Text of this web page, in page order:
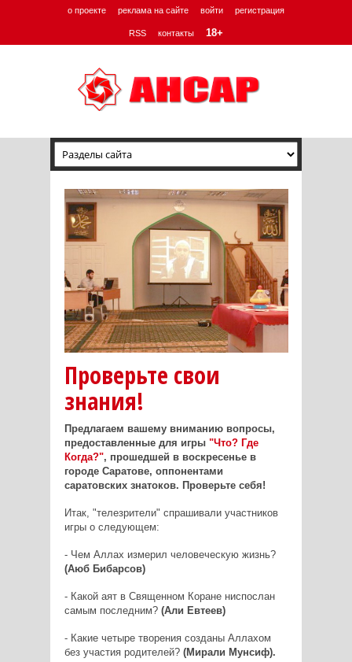
о проекте реклама на сайте войти регистрация
RSS контакты 18+
Проверьте свои
знания!
Предлагаем вашему вниманию вопросы,
предоставленные для игры "Что? Где
Когда?", прошедшей в воскресенье в
городе Саратове, оппонентами
саратовских знатоков. Проверьте себя!
Итак, "телезрители" спрашивали участников
игры о следующем:
- Чем Аллах измерил человеческую жизнь?
(Аюб Бибарсов)
- Какой аят в Священном Коране ниспослан
самым последним? (Али Евтеев)
- Какие четыре творения созданы Аллахом
без участия родителей? (Мирали Мунсиф).